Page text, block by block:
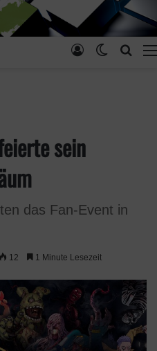
Skin
Anmelden
sein
das Fan-Event in
12 1 Minute Lesezeit